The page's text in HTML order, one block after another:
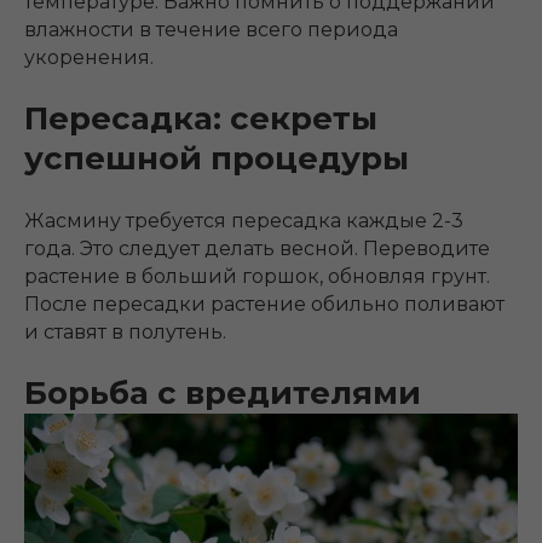
влажности в течение всего периода
укоренения.
Пересадка: секреты
успешной процедуры
Жасмину требуется пересадка каждые 2-3
года. Это следует делать весной. Переводите
растение в больший горшок, обновляя грунт.
После пересадки растение обильно поливают
и ставят в полутень.
Борьба с вредителями